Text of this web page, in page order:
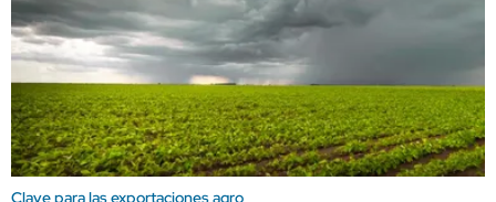
Clave para las exportaciones agro